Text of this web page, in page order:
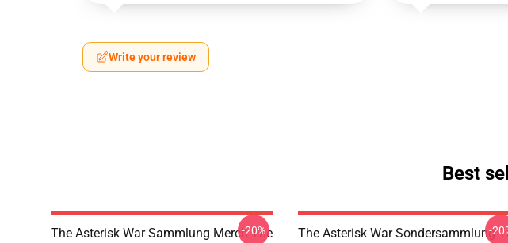
Write your review
Best
The Asterisk War Sammlung Merch The
-20%
The Asterisk War Sondersammlung
-